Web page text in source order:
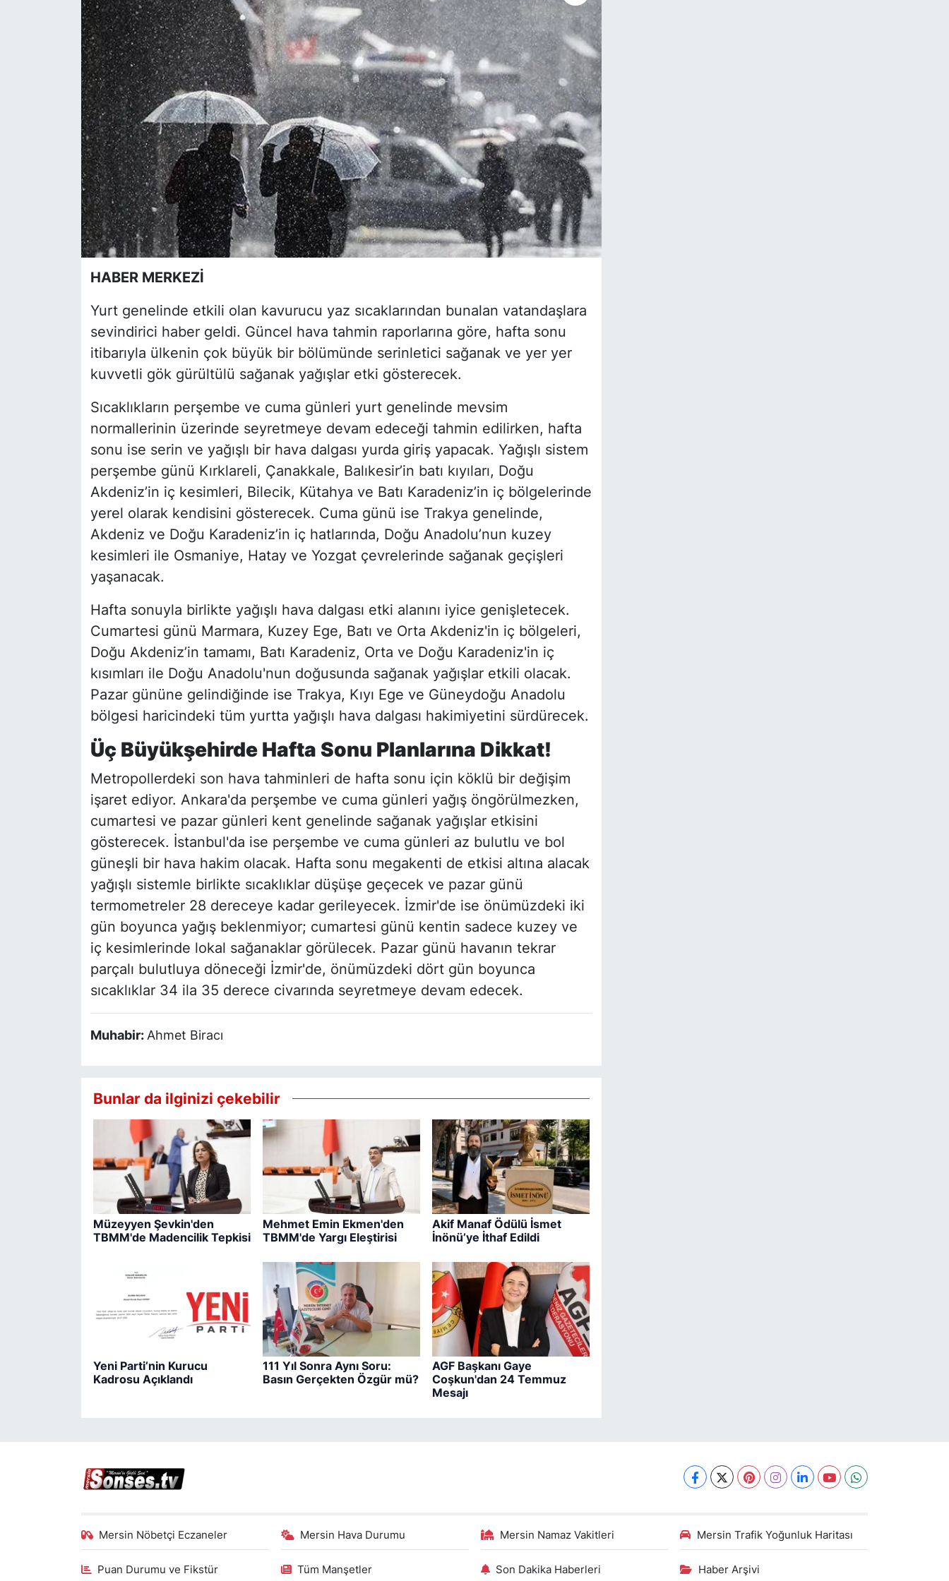
HABER MERKEZİ
Yurt genelinde etkili olan kavurucu yaz sıcaklarından bunalan vatandaşlara
sevindirici haber geldi. Güncel hava tahmin raporlarına göre, hafta sonu
itibarıyla ülkenin çok büyük bir bölümünde serinletici sağanak ve yer yer
kuvvetli gök gürültülü sağanak yağışlar etki gösterecek.
Sıcaklıkların perşembe ve cuma günleri yurt genelinde mevsim
normallerinin üzerinde seyretmeye devam edeceği tahmin edilirken, hafta
sonu ise serin ve yağışlı bir hava dalgası yurda giriş yapacak. Yağışlı sistem
perşembe günü Kırklareli, Çanakkale, Balıkesir’in batı kıyıları, Doğu
Akdeniz’in iç kesimleri, Bilecik, Kütahya ve Batı Karadeniz’in iç bölgelerinde
yerel olarak kendisini gösterecek. Cuma günü ise Trakya genelinde,
Akdeniz ve Doğu Karadeniz’in iç hatlarında, Doğu Anadolu’nun kuzey
kesimleri ile Osmaniye, Hatay ve Yozgat çevrelerinde sağanak geçişleri
yaşanacak.
Hafta sonuyla birlikte yağışlı hava dalgası etki alanını iyice genişletecek.
Cumartesi günü Marmara, Kuzey Ege, Batı ve Orta Akdeniz'in iç bölgeleri,
Doğu Akdeniz’in tamamı, Batı Karadeniz, Orta ve Doğu Karadeniz'in iç
kısımları ile Doğu Anadolu'nun doğusunda sağanak yağışlar etkili olacak.
Pazar gününe gelindiğinde ise Trakya, Kıyı Ege ve Güneydoğu Anadolu
bölgesi haricindeki tüm yurtta yağışlı hava dalgası hakimiyetini sürdürecek.
Üç Büyükşehirde Hafta Sonu Planlarına Dikkat!
Metropollerdeki son hava tahminleri de hafta sonu için köklü bir değişim
işaret ediyor. Ankara'da perşembe ve cuma günleri yağış öngörülmezken,
cumartesi ve pazar günleri kent genelinde sağanak yağışlar etkisini
gösterecek. İstanbul'da ise perşembe ve cuma günleri az bulutlu ve bol
güneşli bir hava hakim olacak. Hafta sonu megakenti de etkisi altına alacak
yağışlı sistemle birlikte sıcaklıklar düşüşe geçecek ve pazar günü
termometreler 28 dereceye kadar gerileyecek. İzmir'de ise önümüzdeki iki
gün boyunca yağış beklenmiyor; cumartesi günü kentin sadece kuzey ve
iç kesimlerinde lokal sağanaklar görülecek. Pazar günü havanın tekrar
parçalı bulutluya döneceği İzmir'de, önümüzdeki dört gün boyunca
sıcaklıklar 34 ila 35 derece civarında seyretmeye devam edecek.
Muhabir: Ahmet Biracı
Bunlar da ilginizi çekebilir
Müzeyyen Şevkin'den
TBMM'de Madencilik Tepkisi
Mehmet Emin Ekmen'den
TBMM'de Yargı Eleştirisi
Akif Manaf Ödülü İsmet
İnönü’ye İthaf Edildi
Yeni Parti’nin Kurucu
Kadrosu Açıklandı
111 Yıl Sonra Aynı Soru:
Basın Gerçekten Özgür mü?
AGF Başkanı Gaye
Coşkun'dan 24 Temmuz
Mesajı
Mersin Nöbetçi Eczaneler Mersin Hava Durumu Mersin Namaz Vakitleri Mersin Trafik Yoğunluk Haritası
Puan Durumu ve Fikstür Tüm Manşetler Son Dakika Haberleri Haber Arşivi
Siyaset
YEREL HABER
Haberde insan
Tanıtım